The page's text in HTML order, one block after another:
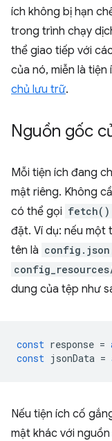
ích không bị hạn
trong trình chạy
thể giao tiếp với
của nó, miễn là tiện
chủ lưu trữ.
Nguồn gốc
Mỗi tiện ích đang
mật riêng. Không
có thể gọi fetch()
đặt. Ví dụ: nếu một
tên là config.json
dung của tệp như
const response =
const jsonData =
Nếu tiện ích cố
mật khác với